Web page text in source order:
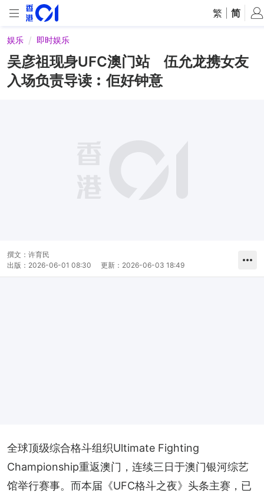
繁 简
娱乐 即时娱乐
吴彦祖现身UFC澳门站 伍允龙携女友
入场负责导读︰佢好钟意
撰文： 许育民
出版： 2026-06-01 08:30 更新： 2026-06-03 18:49
全球顶级综合格斗组织Ultimate Fighting
Championship重返澳门，连续三日于澳门银河综艺
馆举行赛事。而本届《UFC格斗之夜》头条主赛，已